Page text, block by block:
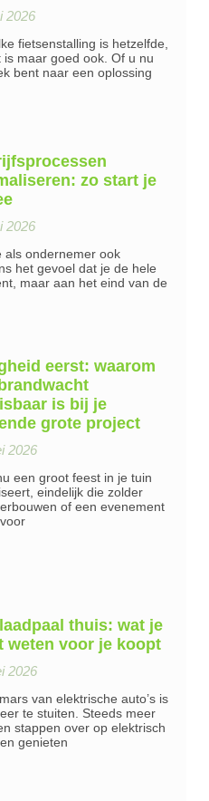
2026
fietsenstalling is hetzelfde,
is maar goed ook. Of u nu
bent naar een oplossing
zo start je
2026
als ondernemer ook
het gevoel dat je de hele
maar aan het eind van de
eerst: waarom
is bij je
grote project
2026
een groot feest in je tuin
eindelijk die zolder
of een evenement
thuis: wat je
weten voor je koopt
2026
van elektrische auto’s is
te stuiten. Steeds meer
stappen over op elektrisch
genieten